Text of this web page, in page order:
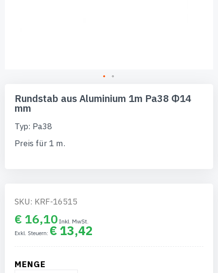
Anfang
Bildgalerie
Rundstab aus Aluminium 1m Pa38 Φ14
mm
Typ: Pa38
Preis für 1 m.
SKU: KRF-16515
€ 16,10
€ 13,42
MENGE